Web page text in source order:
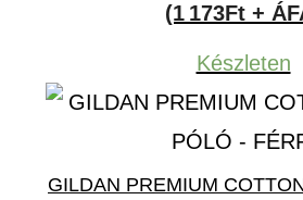
(1 173Ft +
Készleten
GILDAN PREMIUM